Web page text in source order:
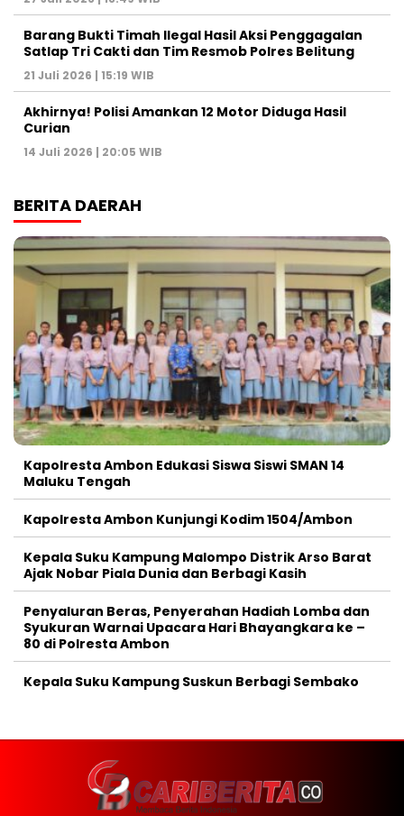
Barang Bukti Timah Ilegal Hasil Aksi Penggagalan
Satlap Tri Cakti dan Tim Resmob Polres Belitung
21 Juli 2026 | 15:19 WIB
Akhirnya! Polisi Amankan 12 Motor Diduga Hasil
Curian
14 Juli 2026 | 20:05 WIB
BERITA DAERAH
Kapolresta Ambon Edukasi Siswa Siswi SMAN 14
Maluku Tengah
Kapolresta Ambon Kunjungi Kodim 1504/Ambon
Kepala Suku Kampung Malompo Distrik Arso Barat
Ajak Nobar Piala Dunia dan Berbagi Kasih
Penyaluran Beras, Penyerahan Hadiah Lomba dan
Syukuran Warnai Upacara Hari Bhayangkara ke –
80 di Polresta Ambon
Kepala Suku Kampung Suskun Berbagi Sembako